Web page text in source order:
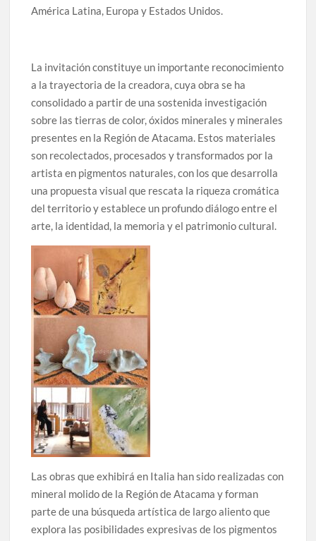
América Latina, Europa y Estados Unidos.
La invitación constituye un importante reconocimiento
a la trayectoria de la creadora, cuya obra se ha
consolidado a partir de una sostenida investigación
sobre las tierras de color, óxidos minerales y minerales
presentes en la Región de Atacama. Estos materiales
son recolectados, procesados y transformados por la
artista en pigmentos naturales, con los que desarrolla
una propuesta visual que rescata la riqueza cromática
del territorio y establece un profundo diálogo entre el
arte, la identidad, la memoria y el patrimonio cultural.
Las obras que exhibirá en Italia han sido realizadas con
mineral molido de la Región de Atacama y forman
parte de una búsqueda artística de largo aliento que
explora las posibilidades expresivas de los pigmentos